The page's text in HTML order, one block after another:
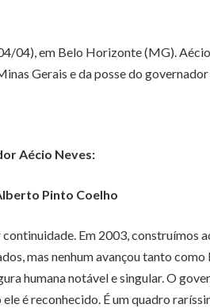
04), em Belo Horizonte (MG).
Gerais e da posse do
Aécio Neves:
Pinto Coelho
Em 2003, construímos
mas nenhum avançou tanto
humana notável e singular. O
é reconhecido. É um quadro